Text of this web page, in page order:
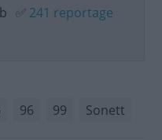
✅ 241 reportage
96 99 Sonett